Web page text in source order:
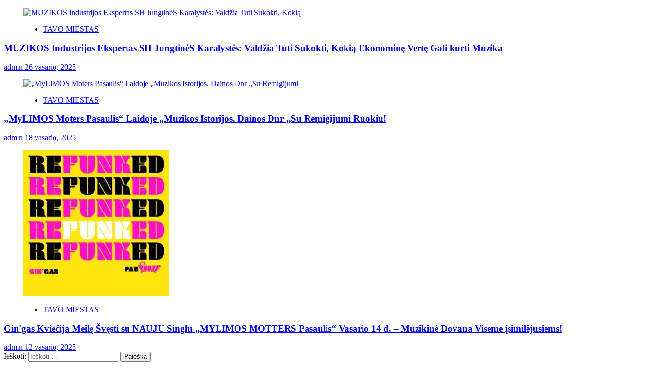
TAVO MIESTAS
MUZIKOS Industrijos Ekspertas SH JungtinėS Karalystės: Valdžia Tuti Sukokti, Kokią Ekonominę Vertę Gali kurti Muzika
admin 26 vasario, 2025
TAVO MIESTAS
„MyLIMOS Moters Pasaulis“ Laidoje „Muzikos Istorijos. Dainos Dnr „Su Remigijumi Ruokiu!
admin 18 vasario, 2025
TAVO MIESTAS
Gin'gas Kviečija Meilę Švęsti su NAUJU Singlu „MYLIMOS MOTTERS Pasaulis“ Vasario 14 d. – Muzikinė Dovana Viseme įsimilėjusiems!
admin 12 vasario, 2025
Ieškoti: